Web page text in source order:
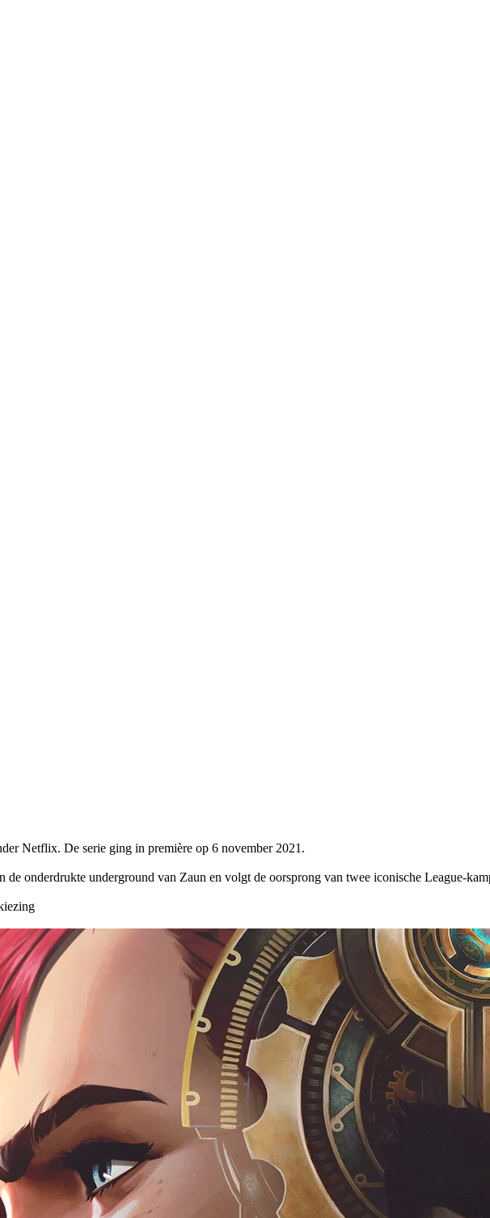
Netflix. De serie ging in première op 6 november 2021.
onderdrukte underground van Zaun en volgt de oorsprong van twee iconische League-